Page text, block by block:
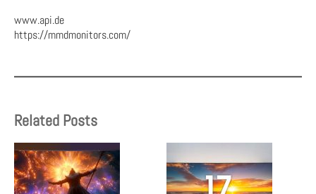
www.api.de
https://mmdmonitors.com/
Related Posts